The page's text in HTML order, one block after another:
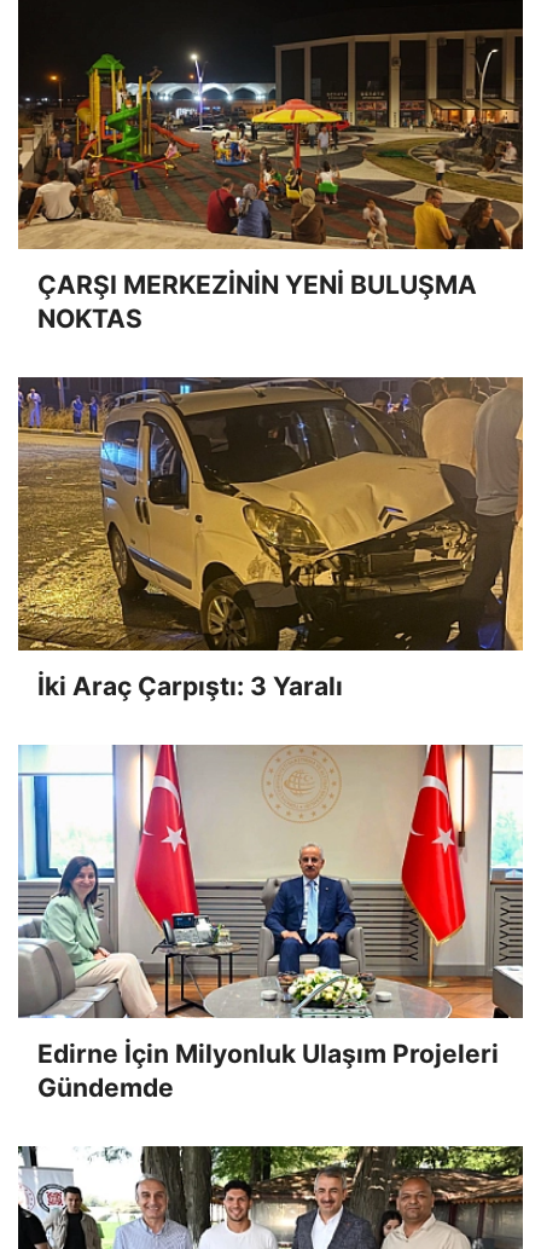
ÇARŞI MERKEZİNİN YENİ BULUŞMA
NOKTAS
İki Araç Çarpıştı: 3 Yaralı
Edirne İçin Milyonluk Ulaşım Projeleri
Gündemde